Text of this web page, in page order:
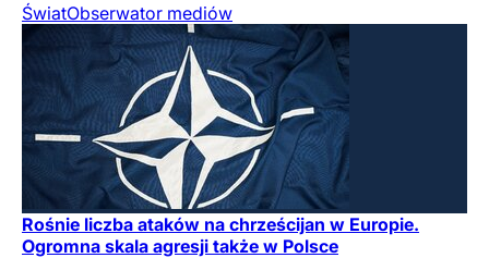
ŚwiatObserwator mediów
Rośnie liczba ataków na chrześcijan w Europie.
Ogromna skala agresji także w Polsce